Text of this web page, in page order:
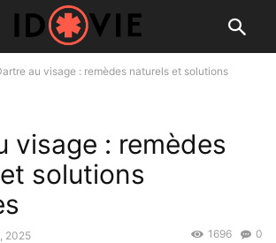
au visage : remèdes naturels et solutions
visage : remèdes
solutions
2025 0
1696